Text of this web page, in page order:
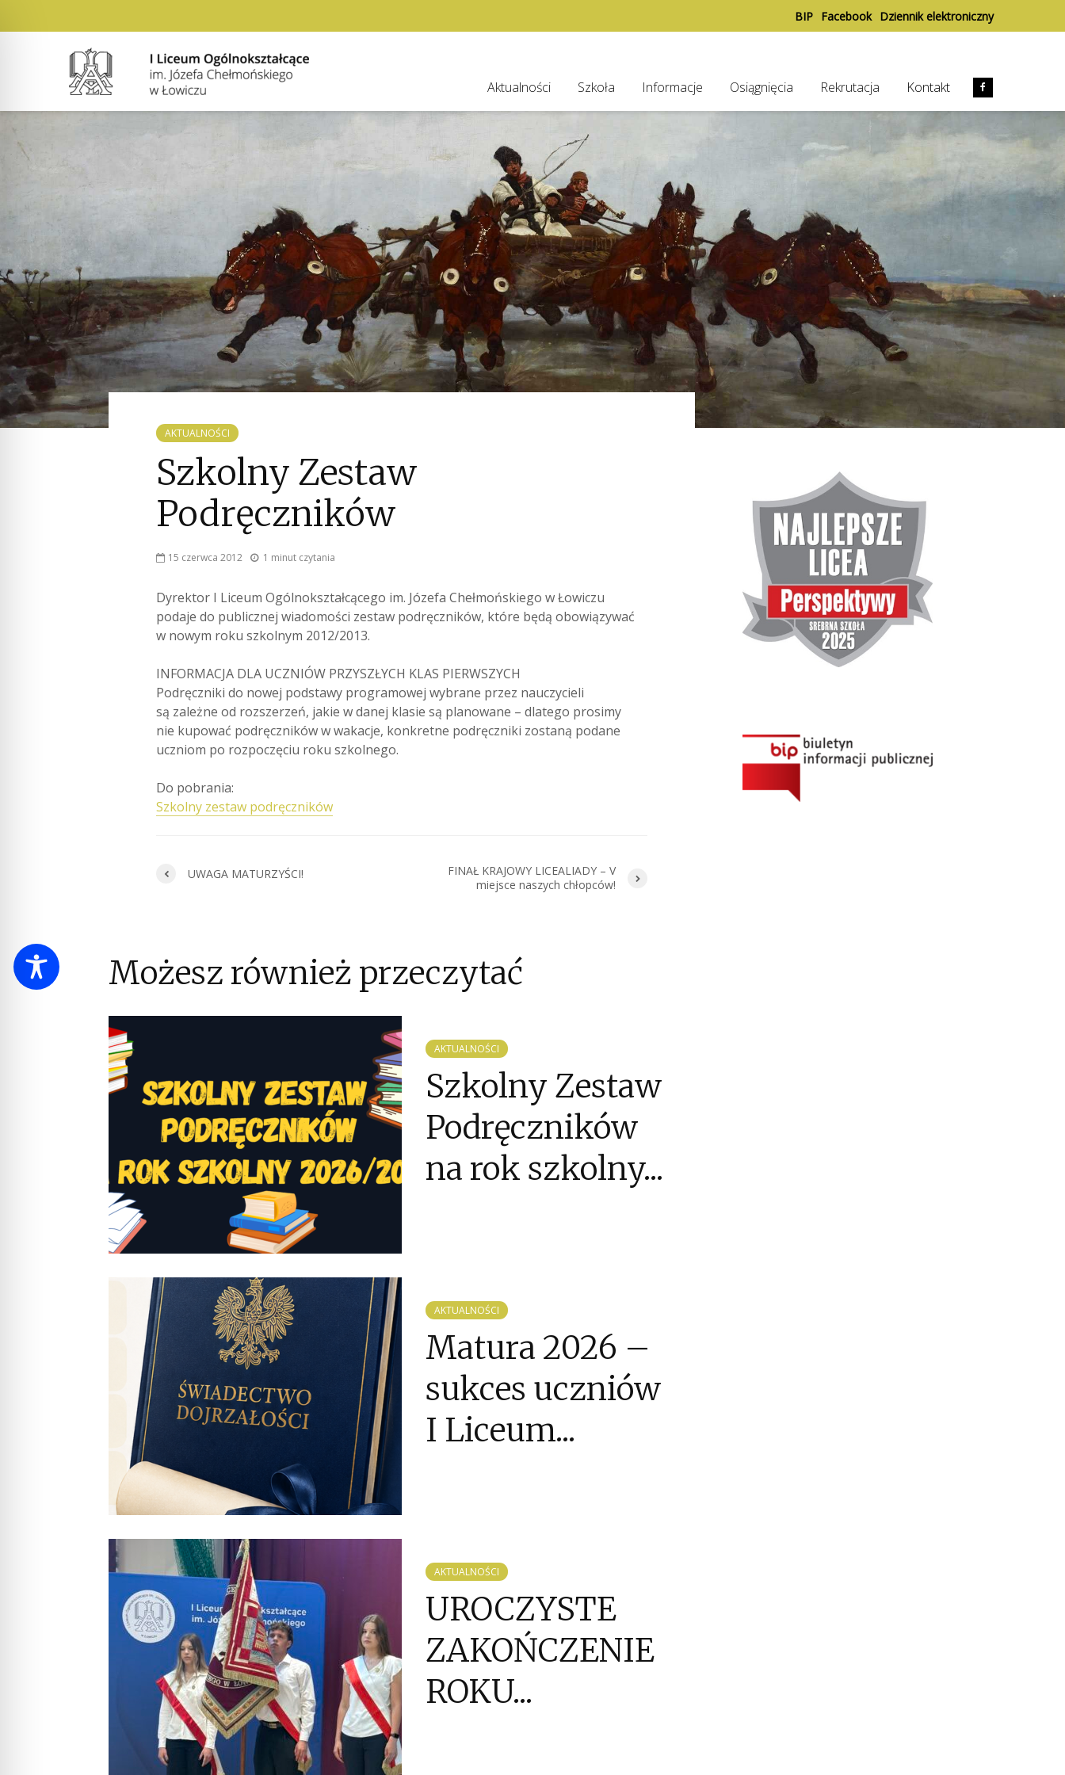
BIP Facebook Dziennik elektroniczny
Aktualności Szkoła Informacje Osiągnięcia Rekrutacja Kontakt
AKTUALNOŚCI
Szkolny Zestaw
Podręczników
15 czerwca 2012 1 minut czytania
Dyrektor I Liceum Ogólnokształcącego im. Józefa Chełmońskiego w Łowiczu
podaje do publicznej wiadomości zestaw podręczników, które będą obowiązywać
w nowym roku szkolnym 2012/2013.
INFORMACJA DLA UCZNIÓW PRZYSZŁYCH KLAS PIERWSZYCH
Podręczniki do nowej podstawy programowej wybrane przez nauczycieli
są zależne od rozszerzeń, jakie w danej klasie są planowane – dlatego prosimy
nie kupować podręczników w wakacje, konkretne podręczniki zostaną podane
uczniom po rozpoczęciu roku szkolnego.
Do pobrania:
Szkolny zestaw podręczników
UWAGA MATURZYŚCI!
FINAŁ KRAJOWY LICEALIADY – V
miejsce naszych chłopców!
Możesz również przeczytać
AKTUALNOŚCI
Szkolny Zestaw
Podręczników
na rok szkolny...
AKTUALNOŚCI
Matura 2026 –
sukces uczniów
I Liceum...
AKTUALNOŚCI
UROCZYSTE
ZAKOŃCZENIE
ROKU...